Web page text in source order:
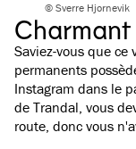
© Sverre Hjornevik
Saviez-vous que
permanents
Instagram dans le
de Trandal, vous
route, donc vous